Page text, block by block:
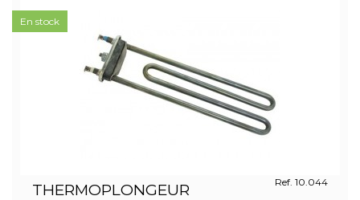
THERMOPLONGEUR
Ref. 10.044
En stock